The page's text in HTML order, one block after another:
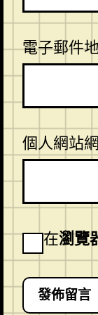
電子郵件
個人網站
在瀏覽